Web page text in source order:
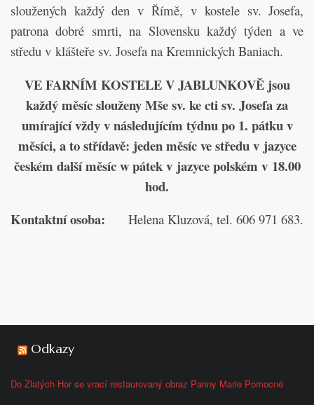
sloužených každý den v Římě, v kostele sv. Josefa,
patrona dobré smrti, na Slovensku každý týden a ve
středu v klášteře sv. Josefa na Kremnických Baniach.
VE FARNÍM KOSTELE V JABLUNKOVĚ jsou
každý měsíc slouženy Mše sv. ke cti sv. Josefa za
umírající vždy v následujícím týdnu po 1. pátku v
měsíci, a to střídavě: jeden měsíc ve středu v jazyce
českém další měsíc w pátek v jazyce polském v 18.00
hod.
Kontaktní osoba: Helena Kluzová, tel. 606 971 683.
Odkazy
Do Zlatých Hor se vrací restaurovaný obraz Panny Marie Pomocné